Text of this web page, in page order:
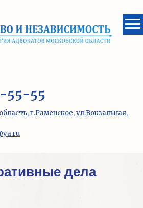
55-55
г.Раменское, ул.Вокзальная,
дела